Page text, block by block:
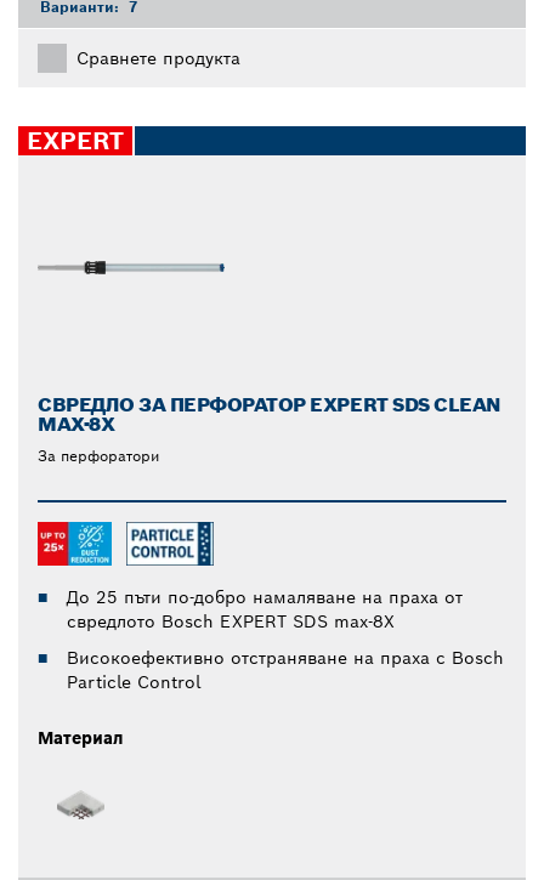
Варианти: 7
Сравнете продукта
EXPERT
СВРЕДЛО ЗА ПЕРФОРАТОР EXPERT SDS CLEAN
MAX-8X
За перфоратори
До 25 пъти по-добро намаляване на праха от
свредлото Bosch EXPERT SDS max-8X
Високоефективно отстраняване на праха с Bosch
Particle Control
Материал